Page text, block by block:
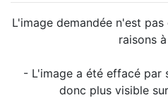
L'image demandée n'est
raisons
- L'image a été effacé par
donc plus visible